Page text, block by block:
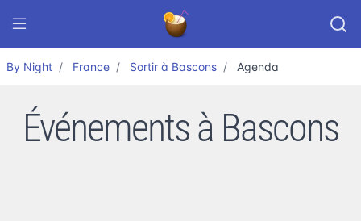
By Night France Sortir à Bascons Agenda
Événements à Bascons